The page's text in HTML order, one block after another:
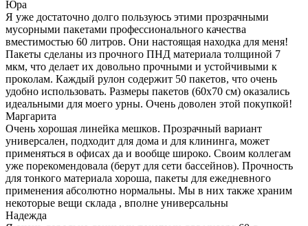
Юра
Я уже достаточно долго пользуюсь этими прозрачными
мусорными пакетами профессионального качества
вместимостью 60 литров. Они настоящая находка для меня!
Пакеты сделаны из прочного ПНД материала толщиной 7
мкм, что делает их довольно прочными и устойчивыми к
проколам. Каждый рулон содержит 50 пакетов, что очень
удобно использовать. Размеры пакетов (60х70 см) оказались
идеальными для моего урны. Очень доволен этой покупкой!
Маргарита
Очень хорошая линейка мешков. Прозрачный вариант
универсален, подходит для дома и для клининга, может
применяться в офисах да и вообще широко. Своим коллегам
уже порекомендовала (берут для сети бассейнов). Прочность
для тонкого материала хороша, пакеты для ежедневного
применения абсолютно нормальны. Мы в них также храним
некоторые вещи склада , вполне универсальны
Надежда